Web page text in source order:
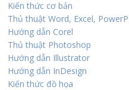
Kiến thức cơ bản
Thủ thuật Word, Excel,
Hướng dẫn Corel
Thủ thuật Photoshop
Hướng dẫn Illustrator
Hướng dẫn InDesign
Kiến thức đồ họa